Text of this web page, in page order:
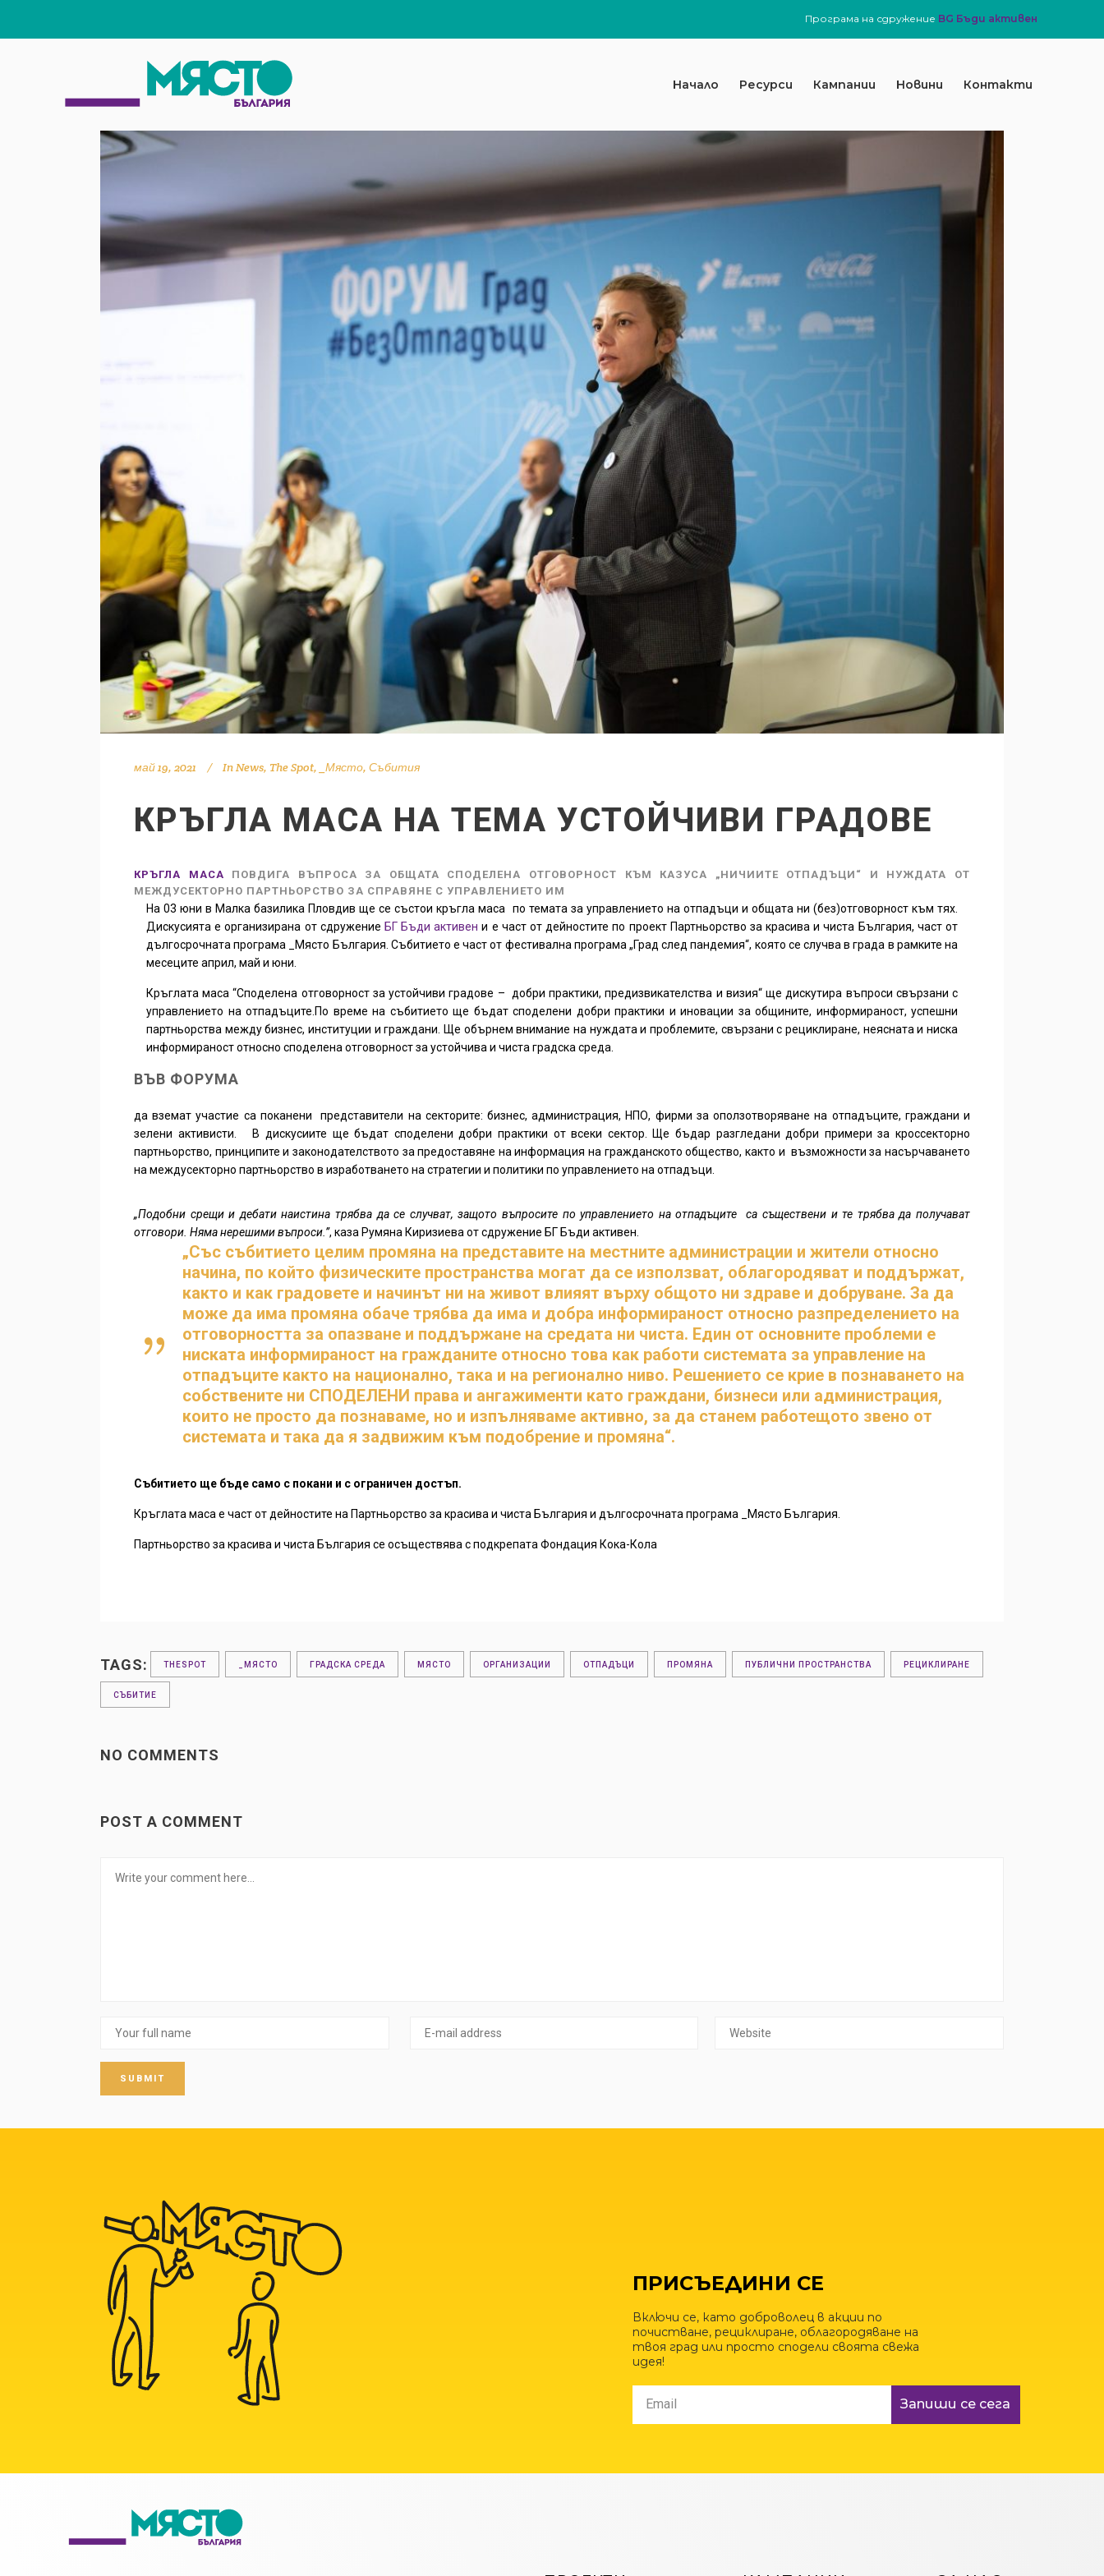
Програма на сдружение BG Бъди активен
Начало Ресурси Кампании Новини Контакти
май 19, 2021 InNews, The Spot, _Място, Събития
КРЪГЛА МАСА НА ТЕМА УСТОЙЧИВИ ГРАДОВЕ
КРЪГЛА МАСА ПОВДИГА ВЪПРОСА ЗА ОБЩАТА СПОДЕЛЕНА ОТГОВОРНОСТ КЪМ КАЗУСА „НИЧИИТЕ ОТПАДЪЦИ“ И НУЖДАТА ОТ
МЕЖДУСЕКТОРНО ПАРТНЬОРСТВО ЗА СПРАВЯНЕ С УПРАВЛЕНИЕТО ИМ
На 03 юни в Малка базилика Пловдив ще се състои кръгла маса по темата за управлението на отпадъци и общата ни (без)отговорност към тях.
Дискусията е организирана от сдружение БГ Бъди активен и е част от дейностите по проект Партньорство за красива и чиста България, част от
дългосрочната програма _Място България. Събитието е част от фестивална програма „Град след пандемия“, която се случва в града в рамките на
месеците април, май и юни.
Кръглата маса “Споделена отговорност за устойчиви градове – добри практики, предизвикателства и визия“ ще дискутира въпроси свързани с
управлението на отпадъците.По време на събитието ще бъдат споделени добри практики и иновации за общините, информираност, успешни
партньорства между бизнес, институции и граждани. Ще обърнем внимание на нуждата и проблемите, свързани с рециклиране, неясната и ниска
информираност относно споделена отговорност за устойчива и чиста градска среда.
ВЪВ ФОРУМА
да вземат участие са поканени представители на секторите: бизнес, администрация, НПО, фирми за оползотворяване на отпадъците, граждани и
зелени активисти. В дискусиите ще бъдат споделени добри практики от всеки сектор. Ще бъдар разгледани добри примери за кроссекторно
партньорство, принципите и законодателството за предоставяне на информация на гражданското общество, както и възможности за насърчаването
на междусекторно партньорство в изработването на стратегии и политики по управлението на отпадъци.
„Подобни срещи и дебати наистина трябва да се случват, защото въпросите по управлението на отпадъците са съществени и те трябва да получават
отговори. Няма нерешими въпроси.”, каза Румяна Киризиева от сдружение БГ Бъди активен.
„Със събитието целим промяна на представите на местните администрации и жители относно
начина, по който физическите пространства могат да се използват, облагородяват и поддържат,
както и как градовете и начинът ни на живот влияят върху общото ни здраве и добруване. За да
може да има промяна обаче трябва да има и добра информираност относно разпределението на
отговорността за опазване и поддържане на средата ни чиста. Един от основните проблеми е
ниската информираност на гражданите относно това как работи системата за управление на
отпадъците както на национално, така и на регионално ниво. Решението се крие в познаването на
собствените ни СПОДЕЛЕНИ права и ангажименти като граждани, бизнеси или администрация,
които не просто да познаваме, но и изпълняваме активно, за да станем работещото звено от
системата и така да я задвижим към подобрение и промяна“.
Събитието ще бъде само с покани и с ограничен достъп.
Кръглата маса е част от дейностите на Партньорство за красива и чиста България и дългосрочната програма _Място България.
Партньорство за красива и чиста България се осъществява с подкрепата Фондация Кока-Кола
TAGS: THESPOT _МЯСТО ГРАДСКА СРЕДА МЯСТО ОРГАНИЗАЦИИ ОТПАДЪЦИ ПРОМЯНА ПУБЛИЧНИ ПРОСТРАНСТВА РЕЦИКЛИРАНЕ
СЪБИТИЕ
NO COMMENTS
POST A COMMENT
ПРИСЪЕДИНИ СЕ
Включи се, като доброволец в акции по
почистване, рециклиране, облагородяване на
твоя град или просто сподели своята свежа
идея!
Запиши се сега